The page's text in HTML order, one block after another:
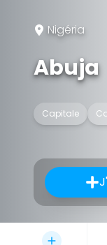
Nigéria
Abuja
Capitale